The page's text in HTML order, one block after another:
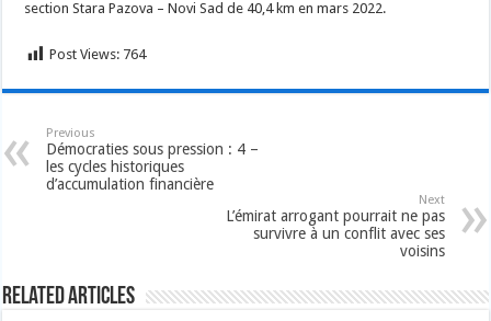
section Stara Pazova – Novi Sad de 40,4 km en mars 2022.
Post Views: 764
Previous
Démocraties sous pression : 4 –
les cycles historiques
d’accumulation financière
Next
L’émirat arrogant pourrait ne pas
survivre à un conflit avec ses
voisins
Related Articles